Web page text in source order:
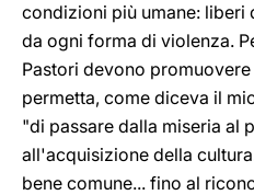
condizioni più umane: liberi
da ogni forma di violenza.
Pastori devono
permetta, come diceva il
"di passare dalla miseria al
all'acquisizione della
bene comune... fino al